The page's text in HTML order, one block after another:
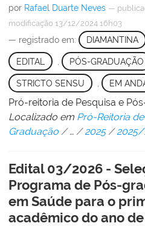
por Rafael Duarte Neves —
modificação 13/12/2024 16h03
— registrado em: DIAMANTINA
EDITAL PÓS-GRADUAÇÃO
STRICTO SENSU EM
Pró-reitoria de Pesquisa e
Localizado em Pró-Reitoria
Graduação /… /2025 /2025/
Edital 03/2026 -
Programa de Pós-
em Saúde para o
acadêmico do ano